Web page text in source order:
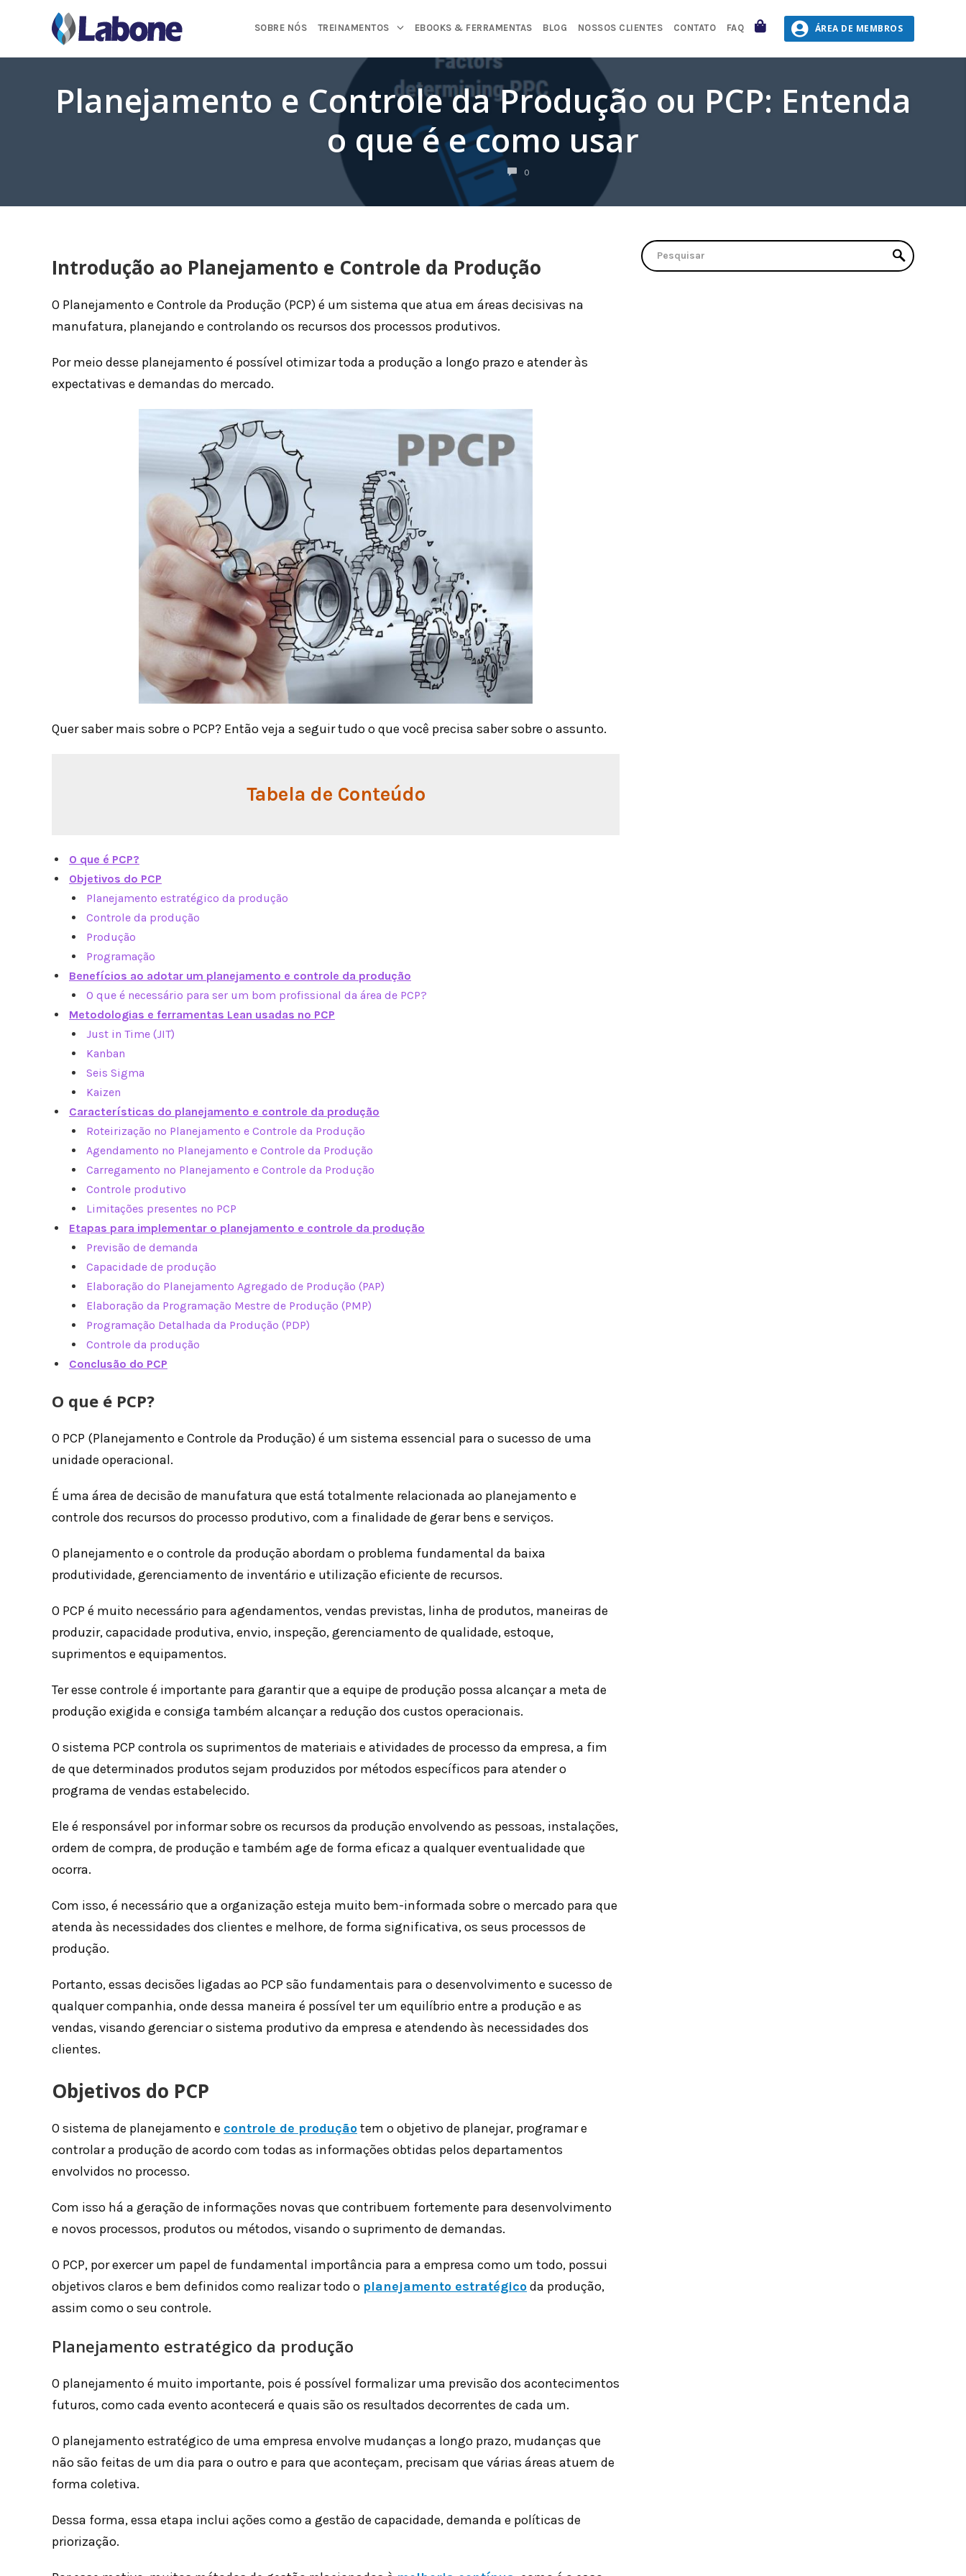
conteúdo
SOBRE NÓS TREINAMENTOS EBOOKS & FERRAMENTAS BLOG NOSSOS CLIENTES CONTATO FAQ CARRINHO ÁREA DE MEMBROS
Planejamento e Controle da Produção ou PCP: Entenda
o que é e como usar
0COMENTÁRIOS
Introdução ao Planejamento e Controle da Produção
O Planejamento e Controle da Produção (PCP) é um sistema que atua em áreas decisivas na
manufatura, planejando e controlando os recursos dos processos produtivos.
Por meio desse planejamento é possível otimizar toda a produção a longo prazo e atender às
expectativas e demandas do mercado.
Quer saber mais sobre o PCP? Então veja a seguir tudo o que você precisa saber sobre o assunto.
Tabela de Conteúdo
O que é PCP?
Objetivos do PCP
Planejamento estratégico da produção
Controle da produção
Produção
Programação
Benefícios ao adotar um planejamento e controle da produção
O que é necessário para ser um bom profissional da área de PCP?
Metodologias e ferramentas Lean usadas no PCP
Just in Time (JIT)
Kanban
Seis Sigma
Kaizen
Características do planejamento e controle da produção
Roteirização no Planejamento e Controle da Produção
Agendamento no Planejamento e Controle da Produção
Carregamento no Planejamento e Controle da Produção
Controle produtivo
Limitações presentes no PCP
Etapas para implementar o planejamento e controle da produção
Previsão de demanda
Capacidade de produção
Elaboração do Planejamento Agregado de Produção (PAP)
Elaboração da Programação Mestre de Produção (PMP)
Programação Detalhada da Produção (PDP)
Controle da produção
Conclusão do PCP
O que é PCP?
O PCP (Planejamento e Controle da Produção) é um sistema essencial para o sucesso de uma
unidade operacional.
É uma área de decisão de manufatura que está totalmente relacionada ao planejamento e
controle dos recursos do processo produtivo, com a finalidade de gerar bens e serviços.
O planejamento e o controle da produção abordam o problema fundamental da baixa
produtividade, gerenciamento de inventário e utilização eficiente de recursos.
O PCP é muito necessário para agendamentos, vendas previstas, linha de produtos, maneiras de
produzir, capacidade produtiva, envio, inspeção, gerenciamento de qualidade, estoque,
suprimentos e equipamentos.
Ter esse controle é importante para garantir que a equipe de produção possa alcançar a meta de
produção exigida e consiga também alcançar a redução dos custos operacionais.
O sistema PCP controla os suprimentos de materiais e atividades de processo da empresa, a fim
de que determinados produtos sejam produzidos por métodos específicos para atender o
programa de vendas estabelecido.
Ele é responsável por informar sobre os recursos da produção envolvendo as pessoas, instalações,
ordem de compra, de produção e também age de forma eficaz a qualquer eventualidade que
ocorra.
Com isso, é necessário que a organização esteja muito bem-informada sobre o mercado para que
atenda às necessidades dos clientes e melhore, de forma significativa, os seus processos de
produção.
Portanto, essas decisões ligadas ao PCP são fundamentais para o desenvolvimento e sucesso de
qualquer companhia, onde dessa maneira é possível ter um equilíbrio entre a produção e as
vendas, visando gerenciar o sistema produtivo da empresa e atendendo às necessidades dos
clientes.
Objetivos do PCP
O sistema de planejamento e controle de produçãotem o objetivo de planejar, programar e
controlar a produção de acordo com todas as informações obtidas pelos departamentos
envolvidos no processo.
Com isso há a geração de informações novas que contribuem fortemente para desenvolvimento
e novos processos, produtos ou métodos, visando o suprimento de demandas.
O PCP, por exercer um papel de fundamental importância para a empresa como um todo, possui
objetivos claros e bem definidos como realizar todo o planejamento estratégicoda produção,
assim como o seu controle.
Planejamento estratégico da produção
O planejamento é muito importante, pois é possível formalizar uma previsão dos acontecimentos
futuros, como cada evento acontecerá e quais são os resultados decorrentes de cada um.
O planejamento estratégico de uma empresa envolve mudanças a longo prazo, mudanças que
não são feitas de um dia para o outro e para que aconteçam, precisam que várias áreas atuem de
forma coletiva.
Dessa forma, essa etapa inclui ações como a gestão de capacidade, demanda e políticas de
priorização.